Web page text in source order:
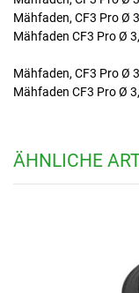
Mähfaden, CF3 Pro Ø
Mähfaden CF3 Pro Ø
Mähfaden, CF3 Pro Ø
Mähfaden CF3 Pro Ø
ÄHNLICHE